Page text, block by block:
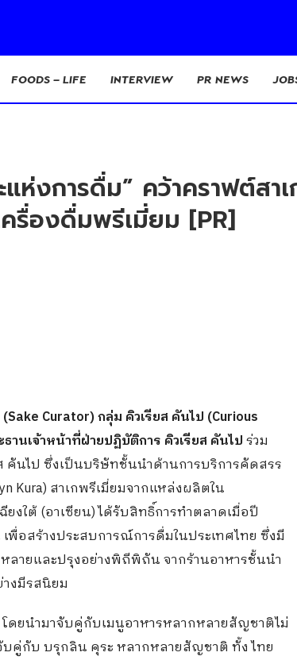
FOODS – LIFE INTERVIEW PR NEWS
ห่งการดื่ม” คว้าคราฟต์ส
ครื่องดื่มพรีเมี่ยม [PR]
Curator) กลุ่ม คิวเรียส คันไป (Curious
านเจ้าหน้าที่ฝ่ายปฏิบัติการ คิวเรียส คันไปร่วม
คันไป ซึ่งเป็นบริษัทชั้นนำด้านการบริการคัดสรร
Kura) สาเกพรีเมี่ยมจากแหล่งผลิตใน
งใต้ (อาเซียน) ได้รับสิทธิ์การทำตลาดเมื่อปี
พื่อสร้างประสบการณ์การดื่มในประเทศไทย ซึ่งมี
ายและปรุงอย่างพิถีพิถัน จากร้านอาหารชั้นนำ
งมีรสนิยม
โดยนำมาจับคู่กับเมนูอาหารหลากหลายสัญชาติไม่
บคู่กับ บรุกลิน คุระ หลากหลายสัญชาติ ทั้ง ไทย